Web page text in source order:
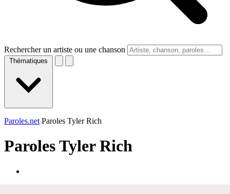
Rechercher un artiste ou une chanson
Thématiques
Paroles.net Paroles Tyler Rich
ParolesTyler Rich